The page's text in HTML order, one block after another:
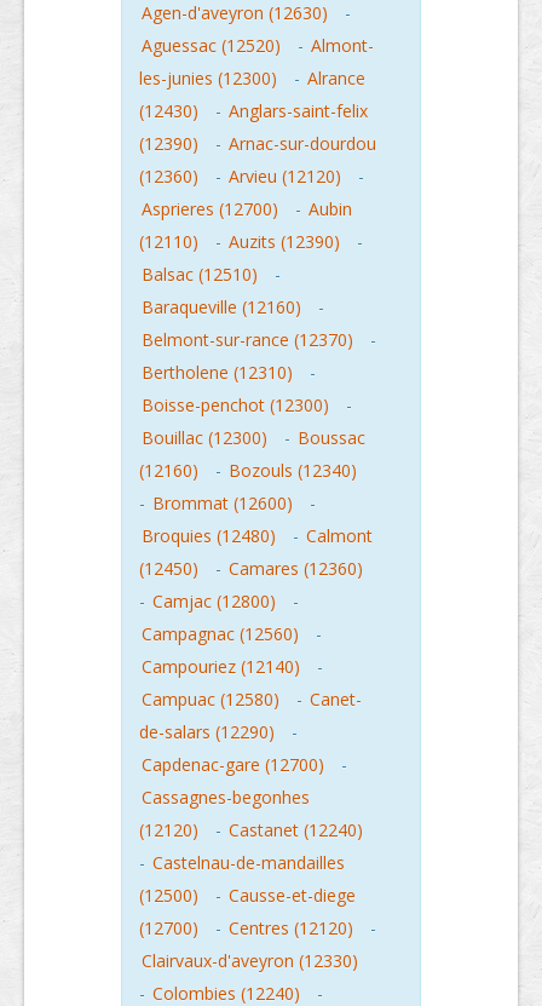
Agen-d'aveyron (12630)
-
Aguessac (12520)
- Almont-
les-junies (12300)
- Alrance
(12430)
- Anglars-saint-felix
(12390)
- Arnac-sur-dourdou
(12360)
- Arvieu (12120)
-
Asprieres (12700)
- Aubin
(12110)
- Auzits (12390)
-
Balsac (12510)
-
Baraqueville (12160)
-
Belmont-sur-rance (12370)
-
Bertholene (12310)
-
Boisse-penchot (12300)
-
Bouillac (12300)
- Boussac
(12160)
- Bozouls (12340)
- Brommat (12600)
-
Broquies (12480)
- Calmont
(12450)
- Camares (12360)
- Camjac (12800)
-
Campagnac (12560)
-
Campouriez (12140)
-
Campuac (12580)
- Canet-
de-salars (12290)
-
Capdenac-gare (12700)
-
Cassagnes-begonhes
(12120)
- Castanet (12240)
- Castelnau-de-mandailles
(12500)
- Causse-et-diege
(12700)
- Centres (12120)
-
Clairvaux-d'aveyron (12330)
- Colombies (12240)
-